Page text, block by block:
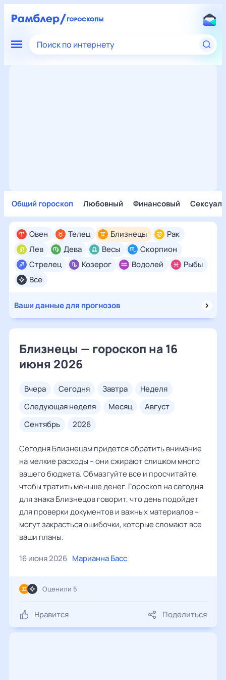
Поиск по интернету
Общий гороскоп Любовный Финансовый
Все
Овен Телец Близнецы
Рак
Лев
Дева Весы
Скорпион
Стрелец
Козерог Водолей Рыбы
Ваши данные для прогнозов
Близнецы — гороскоп на 16
июня 2026
вчера сегодня завтра
неделя
следующая неделя
месяц
август
сентябрь
2026
Сегодня Близнецам придется обратить внимание
на мелкие расходы – они сжирают слишком много
вашего бюджета. Обмазгуйте все и просчитайте,
чтобы тратить меньше денег. Гороскоп на сегодня
для знака Близнецов говорит, что день подойдет
для проверки документов и важных материалов –
могут закрасться ошибочки, которые сломают все
ваши планы.
16 июня 2026 Марианна Басс
Нравится Поделиться
Оценили 5